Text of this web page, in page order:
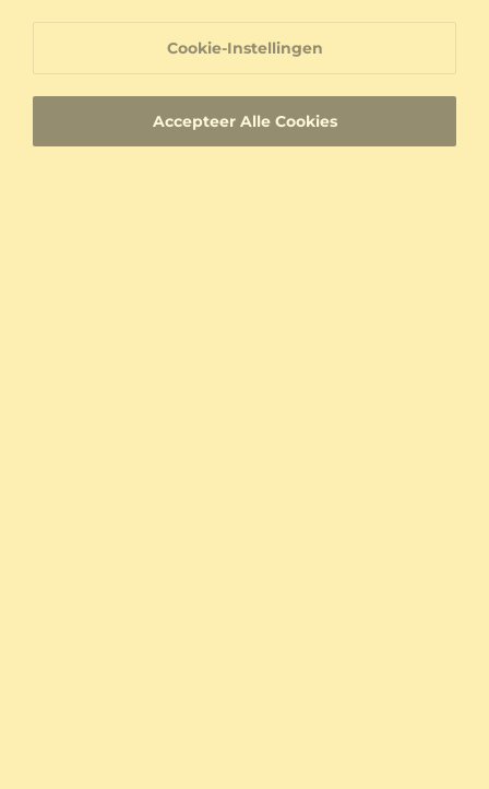
Accepteer Alle Cookies
Cookie-Instellingen